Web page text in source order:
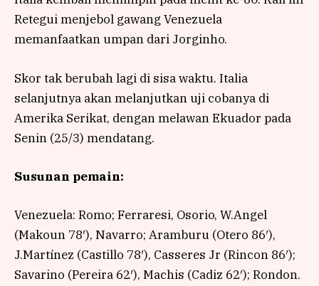
Retegui menjebol gawang Venezuela
memanfaatkan umpan dari Jorginho.
Skor tak berubah lagi di sisa waktu. Italia
selanjutnya akan melanjutkan uji cobanya di
Amerika Serikat, dengan melawan Ekuador pada
Senin (25/3) mendatang.
Susunan pemain:
Venezuela: Romo; Ferraresi, Osorio, W.Angel
(Makoun 78′), Navarro; Aramburu (Otero 86′),
J.Martínez (Castillo 78′), Casseres Jr (Rincon 86′);
Savarino (Pereira 62′), Machis (Cadiz 62′); Rondon.